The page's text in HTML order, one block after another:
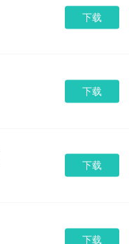
下载
下载
下载
下载